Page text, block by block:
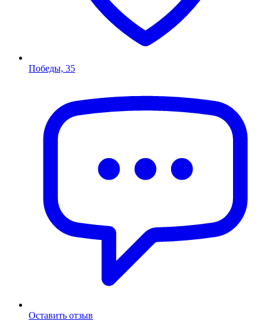
Победы, 35
Оставить отзыв